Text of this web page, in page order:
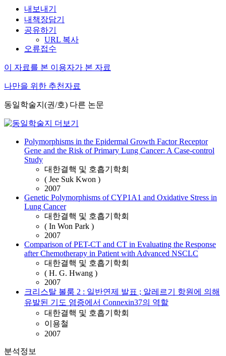
내보내기
내책장담기
공유하기
URL 복사
오류접수
이 자료를 본 이용자가 본 자료
나만을 위한 추천자료
동일학술지(권/호) 다른 논문
Polymorphisms in the Epidermal Growth Factor Receptor
Gene and the Risk of Primary Lung Cancer: A Case-control
Study
대한결핵 및 호흡기학회
( Jee Suk Kwon )
2007
Genetic Polymorphisms of CYP1A1 and Oxidative Stress in
Lung Cancer
대한결핵 및 호흡기학회
( In Won Park )
2007
Comparison of PET-CT and CT in Evaluating the Response
after Chemotherapy in Patient with Advanced NSCLC
대한결핵 및 호흡기학회
( H. G. Hwang )
2007
크리스탈 볼룸 2 : 일반연제 발표 ; 알레르기 항원에 의해
유발된 기도 염증에서 Connexin37의 역할
대한결핵 및 호흡기학회
이용철
2007
분석정보